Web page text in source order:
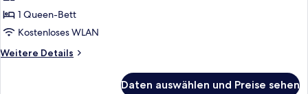
Nichtraucher
anzeigen
1 Queen-Bett
Kostenloses WLAN
Weitere Details
Weitere
Daten auswählen und Preise sehen